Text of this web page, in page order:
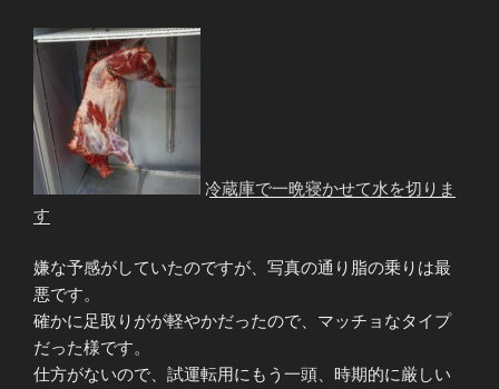
冷蔵庫で一晩寝かせて水を切りま
す
嫌な予感がしていたのですが、写真の通り脂の乗りは最
悪です。
確かに足取りがが軽やかだったので、マッチョなタイプ
だった様です。
仕方がないので、試運転用にもう一頭、時期的に厳しい